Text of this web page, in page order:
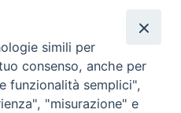
simili per
consenso, anche per
funzionalità semplici",
"misurazione" e